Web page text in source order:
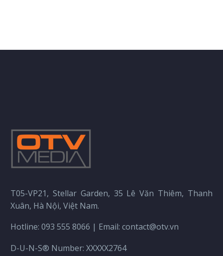
T05-VP21, Stellar Garden, 35 Lê Văn Thiêm, Thanh
Xuân, Hà Nội, Việt Nam.
Hotline: 093 555 8066 | Email: contact@otv.vn
D-U-N-S® Number: XXXXX2764